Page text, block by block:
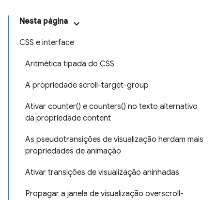
Nesta página
CSS e interface
Aritmética tipada do CSS
A propriedade scroll-target-group
Ativar counter() e counters() no texto alternativo
da propriedade content
As pseudotransições de visualização herdam mais
propriedades de animação
Ativar transições de visualização aninhadas
Propagar a janela de visualização overscroll-